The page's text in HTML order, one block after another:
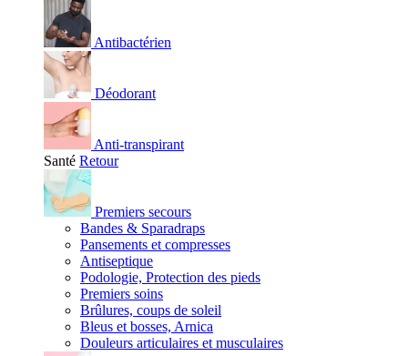
Antibactérien
Déodorant
Anti-transpirant
Santé Retour
Premiers secours
Bandes & Sparadraps
Pansements et compresses
Antiseptique
Podologie, Protection des pieds
Premiers soins
Brûlures, coups de soleil
Bleus et bosses, Arnica
Douleurs articulaires et musculaires